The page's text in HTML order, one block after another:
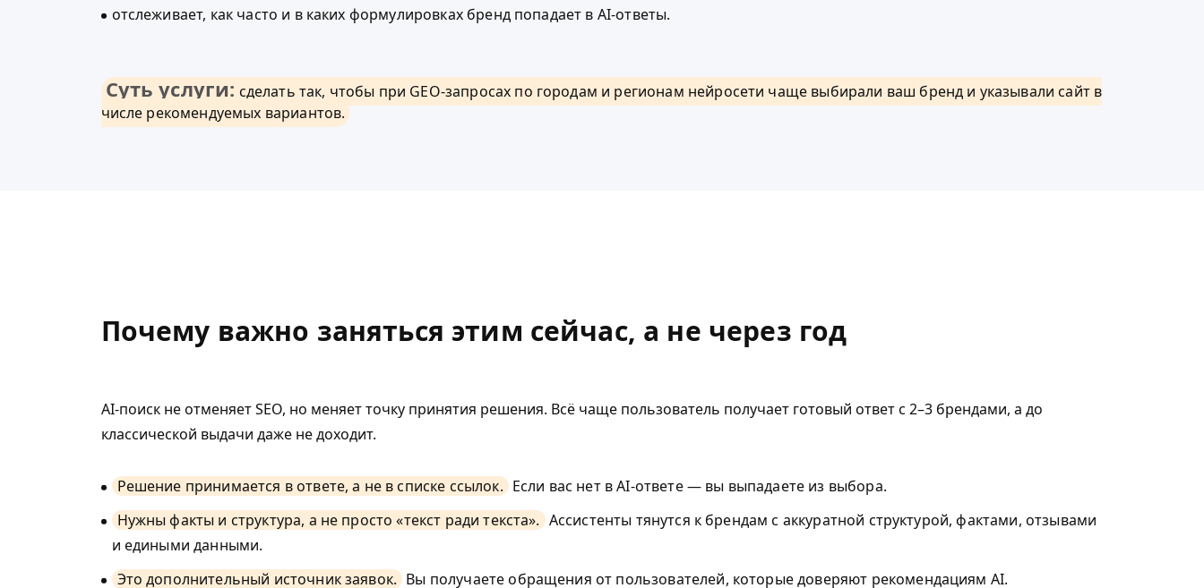
отслеживает, как часто и в каких формулировках бренд попадает в AI-ответы.
Суть услуги: сделать так, чтобы при GEO-запросах по городам и регионам нейросети чаще выбирали ваш бренд и указывали сайт в
числе рекомендуемых вариантов.
Почему важно заняться этим сейчас, а не через год
AI-поиск не отменяет SEO, но меняет точку принятия решения. Всё чаще пользователь получает готовый ответ с 2–3 брендами, а до
классической выдачи даже не доходит.
Решение принимается в ответе, а не в списке ссылок. Если вас нет в AI-ответе — вы выпадаете из выбора.
Нужны факты и структура, а не просто «текст ради текста». Ассистенты тянутся к брендам с аккуратной структурой, фактами, отзывами
и едиными данными.
Это дополнительный источник заявок. Вы получаете обращения от пользователей, которые доверяют рекомендациям AI.